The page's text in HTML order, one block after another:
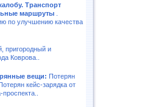
Транспорт
маршруты
по улучшению качества
пригородный и
Коврова..
вещи: Потерян
кейс-зарядка от